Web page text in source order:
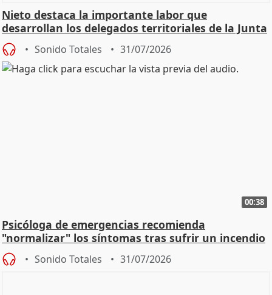
Nieto destaca la importante labor que
desarrollan los delegados territoriales de la Junta
Sonido Totales 31/07/2026
00:38
Psicóloga de emergencias recomienda
"normalizar" los síntomas tras sufrir un incendio
Sonido Totales 31/07/2026